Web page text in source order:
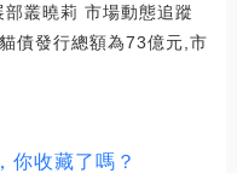
叢曉莉 市場動態追蹤
債發行總額為73億元,市
你收藏了嗎？